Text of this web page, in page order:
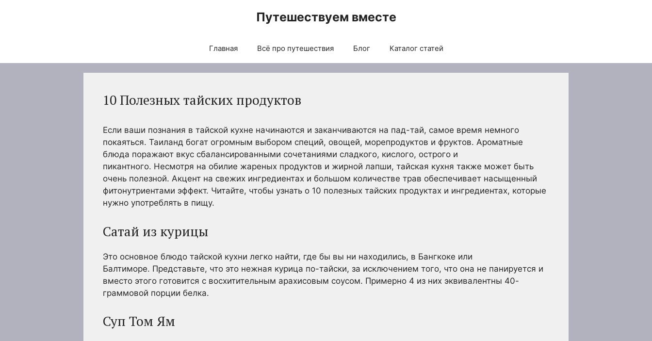
Путешествуем вместе
Главная Всё про путешествия Блог Каталог статей
10 Полезных тайских продуктов
Если ваши познания в тайской кухне начинаются и заканчиваются на пад-тай, самое время немного
покаяться. Таиланд богат огромным выбором специй, овощей, морепродуктов и фруктов. Ароматные
блюда поражают вкус сбалансированными сочетаниями сладкого, кислого, острого и
пикантного. Несмотря на обилие жареных продуктов и жирной лапши, тайская кухня также может быть
очень полезной. Акцент на свежих ингредиентах и большом количестве трав обеспечивает насыщенный
фитонутриентами эффект. Читайте, чтобы узнать о 10 полезных тайских продуктах и ингредиентах, которые
нужно употреблять в пищу.
Сатай из курицы
Это основное блюдо тайской кухни легко найти, где бы вы ни находились, в Бангкоке или
Балтиморе. Представьте, что это нежная курица по-тайски, за исключением того, что она не панируется и
вместо этого готовится с восхитительным арахисовым соусом. Примерно 4 из них эквивалентны 40-
граммовой порции белка.
Суп Том Ям